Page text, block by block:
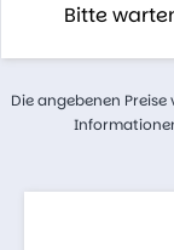
Bitte
Die angebenen